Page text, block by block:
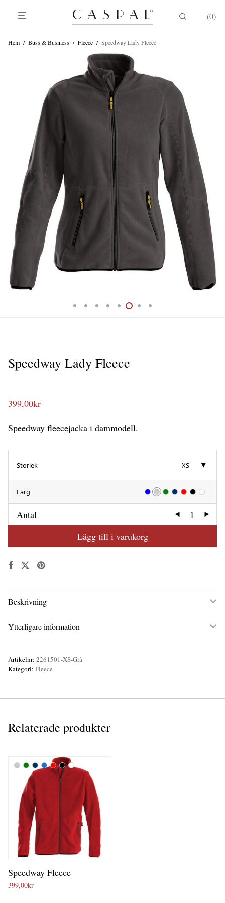
0
Hem / Buss & Business / Fleece / Speedway Lady Fleece
Speedway Lady Fleece
399,00kr
Speedway fleecejacka i dammodell.
Storlek XS
Färg
Antal
Lägg till i varukorg
Beskrivning
Ytterligare information
Artikelnr: 2261501-XS-Grå
Kategori: Fleece
Relaterade produkter
Speedway Fleece
399,00kr